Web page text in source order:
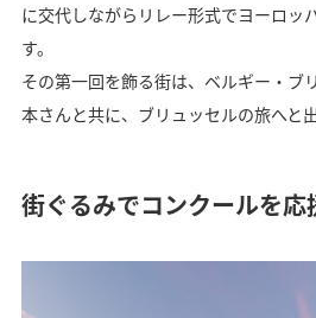
に交代しながらリレー形式でヨーロッ
す。
その第一回を飾る街は、ベルギー・ブ
本さんと共に、ブリュッセルの旅へと
街ぐるみでコンクールを応